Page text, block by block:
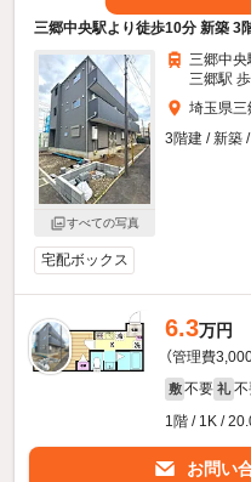
三郷中央駅より徒歩10分 新築 3
すべての写真
三郷中央
三郷駅 歩
埼玉県三
3階建 / 新築
宅配ボックス
6.3万円
（管理費3,000
敷 不要 礼 不
1階 / 1K /
お問い